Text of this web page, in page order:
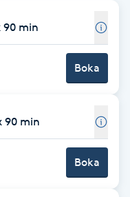
90 min
Boka
90 min
Boka